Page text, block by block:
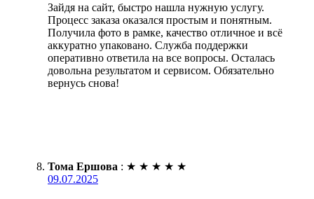
Зайдя на сайт, быстро нашла нужную услугу.
Процесс заказа оказался простым и понятным.
Получила фото в рамке, качество отличное и всё
аккуратно упаковано. Служба поддержки
оперативно ответила на все вопросы. Осталась
довольна результатом и сервисом. Обязательно
вернусь снова!
Тома Ершова : ★ ★ ★ ★ ★
09.07.2025